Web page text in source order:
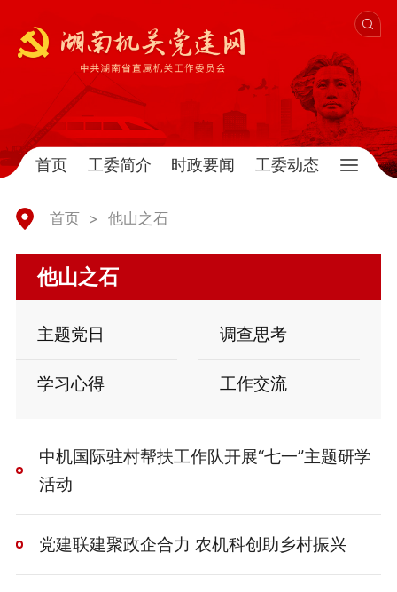
首页 工委简介 时政要闻 工委动态
首页 > 他山之石
他山之石
主题党日 调查思考
学习心得 工作交流
中机国际驻村帮扶工作队开展“七一”主题研学
活动
党建联建聚政企合力 农机科创助乡村振兴